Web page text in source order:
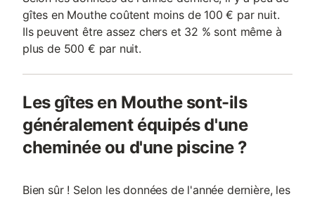
gîtes en Mouthe coûtent moins de 100 € par nuit.
Ils peuvent être assez chers et 32 % sont même à
plus de 500 € par nuit.
Les gîtes en Mouthe sont-ils
généralement équipés d'une
cheminée ou d'une piscine ?
Bien sûr ! Selon les données de l'année dernière, les